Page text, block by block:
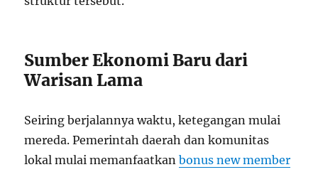
Sumber Ekonomi Baru dari
Warisan Lama
Seiring berjalannya waktu, ketegangan mulai
mereda. Pemerintah daerah dan komunitas
lokal mulai memanfaatkanbonus new member